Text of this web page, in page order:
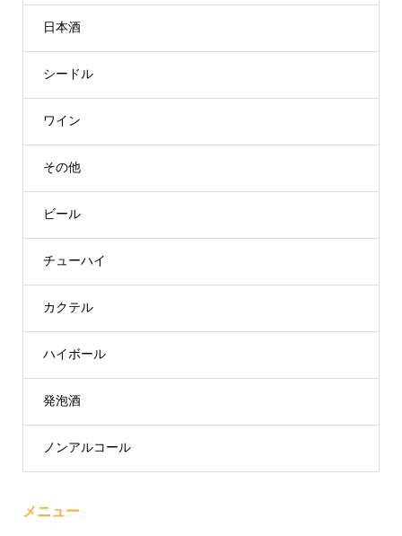
日本酒
シードル
ワイン
その他
ビール
チューハイ
カクテル
ハイボール
発泡酒
ノンアルコール
メニュー